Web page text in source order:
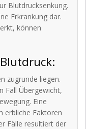
Blutdrucksenkung.
Erkrankung dar.
können
zugrunde liegen.
Fall Übergewicht,
Eine
erbliche Faktoren
Fälle resultiert der